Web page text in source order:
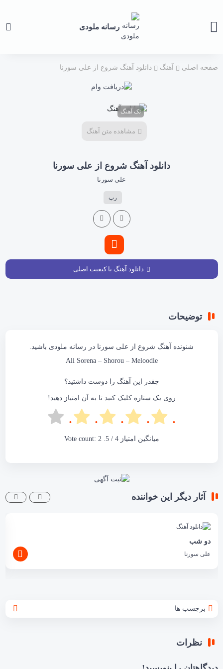
رسانه ملودی
صفحه اصلی آهنگ دانلود آهنگ شروع از علی سورنا
تک آهنگ
مشاهده متن آهنگ
دانلود آهنگ شروع از علی سورنا
علی سورنا
رپ
دانلود آهنگ با کیفیت اصلی
توضیحات
شنونده آهنگ شروع از علی سورنا در رسانه ملودی باشید.
Ali Sorena – Shorou – Meloodie
چقدر این آهنگ را دوست داشتید؟
روی یک ستاره کلیک کنید تا به آن امتیاز دهید!
میانگین امتیاز4
/ 5. Vote count:
2
آثار دیگر این خواننده
دو شب
علی سورنا
برچسب ها
نظرات